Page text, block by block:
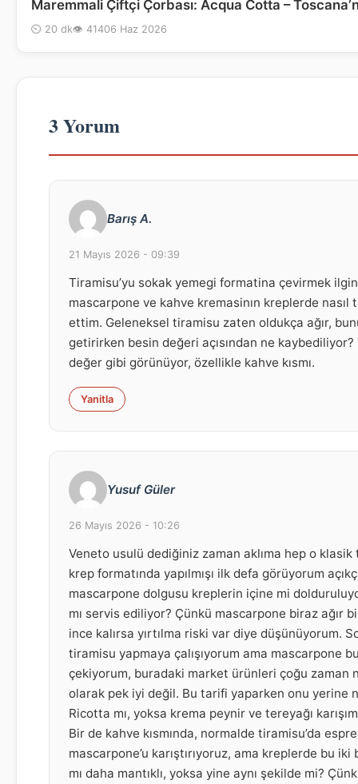
Maremmali Çiftçi Çorbası: Acqua Cotta –
⏲ 20 dk👁 41406 Haz 2026
3 Yorum
Barış A.
21 Mayıs 2026 - 09:39
Tiramisu’yu sokak yemegi formatina çevirmek
mascarpone ve kahve kremasinın kreplerde
ettim. Geleneksel tiramisu zaten oldukça ağır,
getirirken besin değeri açısından ne
değer gibi görünüyor, özellikle kahve kısmı.
Yanitla
Yusuf Güler
26 Mayıs 2026 - 10:26
Veneto usulü dediğiniz zaman aklıma hep o
krep formatında yapılmışı ilk defa görüyorum
mascarpone dolgusu kreplerin içine mi
mı servis ediliyor? Çünkü mascarpone biraz ağır
ince kalırsa yırtılma riski var diye düşünüyorum.
tiramisu yapmaya çalışıyorum ama mascarpone
çekiyorum, buradaki market ürünleri çoğu zaman
olarak pek iyi değil. Bu tarifi yaparken onu yerine
Ricotta mı, yoksa krema peynir ve tereyağı
Bir de kahve kısmında, normalde tiramisu’da
mascarpone’u karıştırıyoruz, ama kreplerde bu
mı daha mantıklı, yoksa yine aynı şekilde mi?